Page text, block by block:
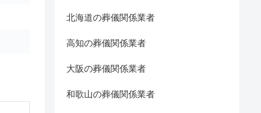
北海道の葬儀関係業者
高知の葬儀関係業者
大阪の葬儀関係業者
和歌山の葬儀関係業者